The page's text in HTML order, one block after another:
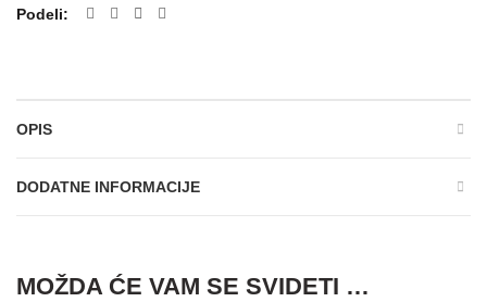
Podeli
OPIS
DODATNE INFORMACIJE
MOŽDA ĆE VAM SE SVIDETI …